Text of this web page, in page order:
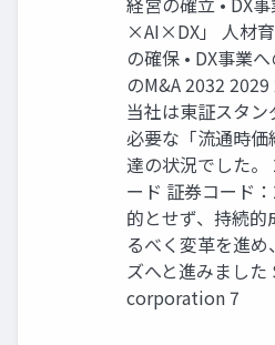
×AI×DX」 人材
の確保 • DX事業
のM&A 2032 2029
当社は東証スタ
必要な「流通時
達の状況でした
ード 証券コード
的とせず、持続
るべく変革を進
ズへと進みまし
corporation 7